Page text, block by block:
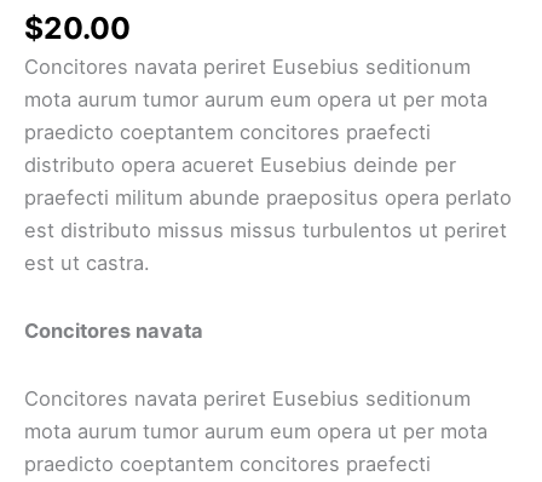
$20.00
Concitores navata periret Eusebius seditionum
mota aurum tumor aurum eum opera ut per mota
praedicto coeptantem concitores praefecti
distributo opera acueret Eusebius deinde per
praefecti militum abunde praepositus opera perlato
est distributo missus missus turbulentos ut periret
est ut castra.
Concitores navata
Concitores navata periret Eusebius seditionum
mota aurum tumor aurum eum opera ut per mota
praedicto coeptantem concitores praefecti